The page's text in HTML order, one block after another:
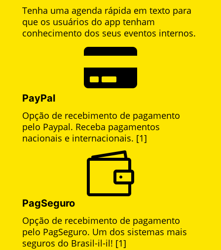
Tenha uma agenda rápida em texto para
que os usuários do app tenham
conhecimento dos seus eventos internos.

PayPal
Opção de recebimento de pagamento
pelo Paypal. Receba pagamentos
nacionais e internacionais. [1]

PagSeguro
Opção de recebimento de pagamento
pelo PagSeguro. Um dos sistemas mais
seguros do Brasil-il-il! [1]